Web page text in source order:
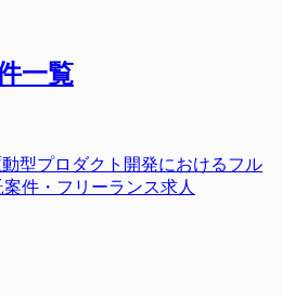
一覧
動型プロダクト開発におけるフル
件・フリーランス求人